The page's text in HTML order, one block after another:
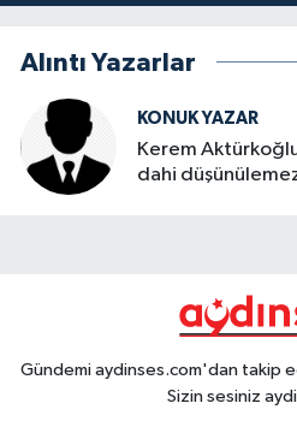
Alıntı Yazarlar
KONUK YAZAR
Kerem Aktürkoğlu
dahi
Gündemi aydinses.com'dan takip
Sizin sesiniz